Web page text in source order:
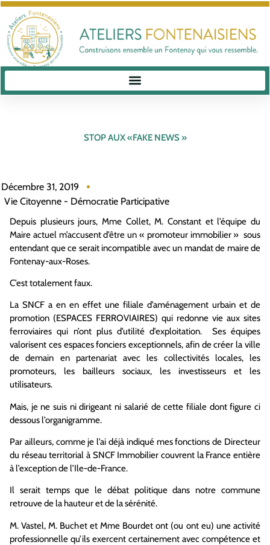
STOP AUX «FAKE NEWS »
Décembre 31, 2019
Vie Citoyenne - Démocratie Participative
Depuis plusieurs jours, Mme Collet, M. Constant et l’équipe du
Maire actuel m’accusent d’être un « promoteur immobilier » sous
entendant que ce serait incompatible avec un mandat de maire de
Fontenay-aux-Roses.
C’est totalement faux.
La SNCF a en en effet une filiale d’aménagement urbain et de
promotion (ESPACES FERROVIAIRES) qui redonne vie aux sites
ferroviaires qui n’ont plus d’utilité d’exploitation. Ses équipes
valorisent ces espaces fonciers exceptionnels, afin de créer la ville
de demain en partenariat avec les collectivités locales, les
promoteurs, les bailleurs sociaux, les investisseurs et les
utilisateurs.
Mais, je ne suis ni dirigeant ni salarié de cette filiale dont figure ci
dessous l’organigramme.
Par ailleurs, comme je l’ai déjà indiqué mes fonctions de Directeur
du réseau territorial à SNCF Immobilier couvrent la France entière
à l’exception de l’Ile-de-France.
Il serait temps que le débat politique dans notre commune
retrouve de la hauteur et de la sérénité.
M. Vastel, M. Buchet et Mme Bourdet ont (ou ont eu) une activité
professionnelle qu’ils exercent certainement avec compétence et